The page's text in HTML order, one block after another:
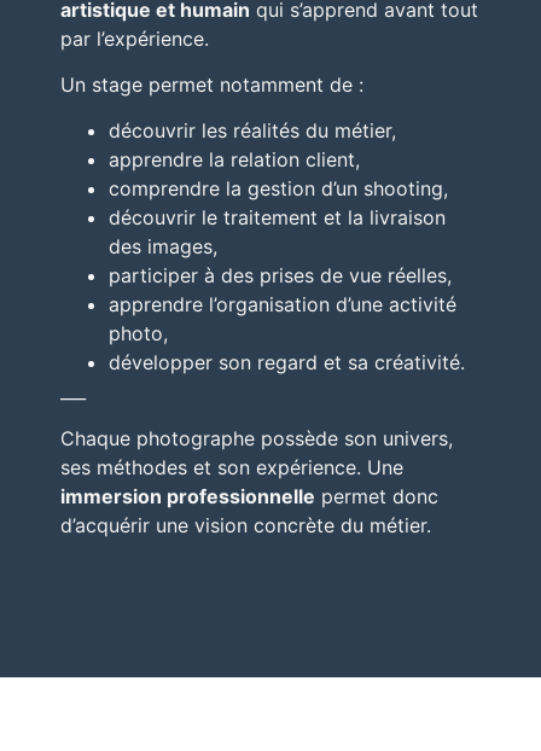
artistique et humain qui s’apprend avant tout
par l’expérience.
Un stage permet notamment de :
découvrir les réalités du métier,
apprendre la relation client,
comprendre la gestion d’un shooting,
découvrir le traitement et la livraison
des images,
participer à des prises de vue réelles,
apprendre l’organisation d’une activité
photo,
développer son regard et sa créativité.
Chaque photographe possède son univers,
ses méthodes et son expérience. Une
immersion professionnelle permet donc
d’acquérir une vision concrète du métier.